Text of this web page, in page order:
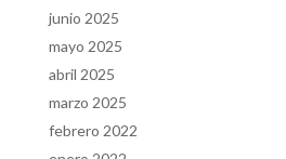
junio 2025
mayo 2025
abril 2025
marzo 2025
febrero 2022